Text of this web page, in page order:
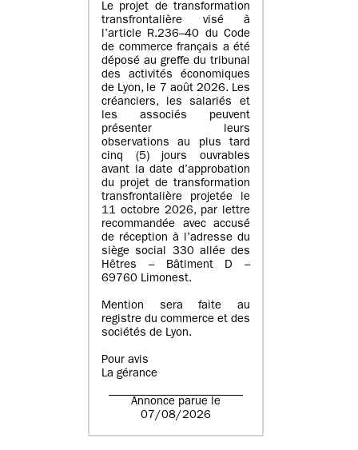
Le projet de transformation
transfrontalière visé à
l’article R.236–40 du Code
de commerce français a été
déposé au greffe du tribunal
des activités économiques
de Lyon, le 7 août 2026. Les
créanciers, les salariés et
les associés peuvent
présenter leurs
observations au plus tard
cinq (5) jours ouvrables
avant la date d’approbation
du projet de transformation
transfrontalière projetée le
11 octobre 2026, par lettre
recommandée avec accusé
de réception à l’adresse du
siège social 330 allée des
Hêtres – Bâtiment D –
69760 Limonest.
Mention sera faite au
registre du commerce et des
sociétés de Lyon.
Pour avis
La gérance
Annonce parue le
07/08/2026